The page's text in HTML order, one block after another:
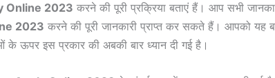
Online 2023 करने की पूरी प्रक्रिया बताएं हैं। आप सभी
2023 करने की पूरी जानकारी प्राप्त कर सकते हैं। आपको यह
के ऊपर इस प्रकार की अबकी बार ध्यान दी गई है।